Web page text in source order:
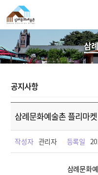
삼
공지사항
삼례문화예술촌 플리마
작성자 관리자 등록일
삼례문화